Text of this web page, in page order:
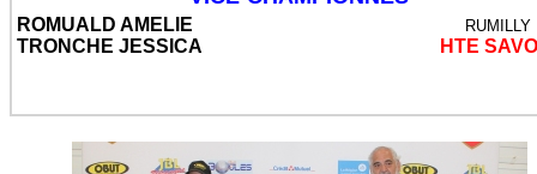
ROMUALD AMELIE
TRONCHE JESSICA
RUMILLY
HTE